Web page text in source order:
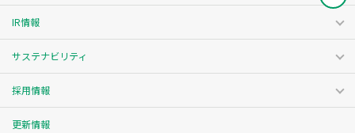
IR情報
サステナビリティ
採用情報
更新情報